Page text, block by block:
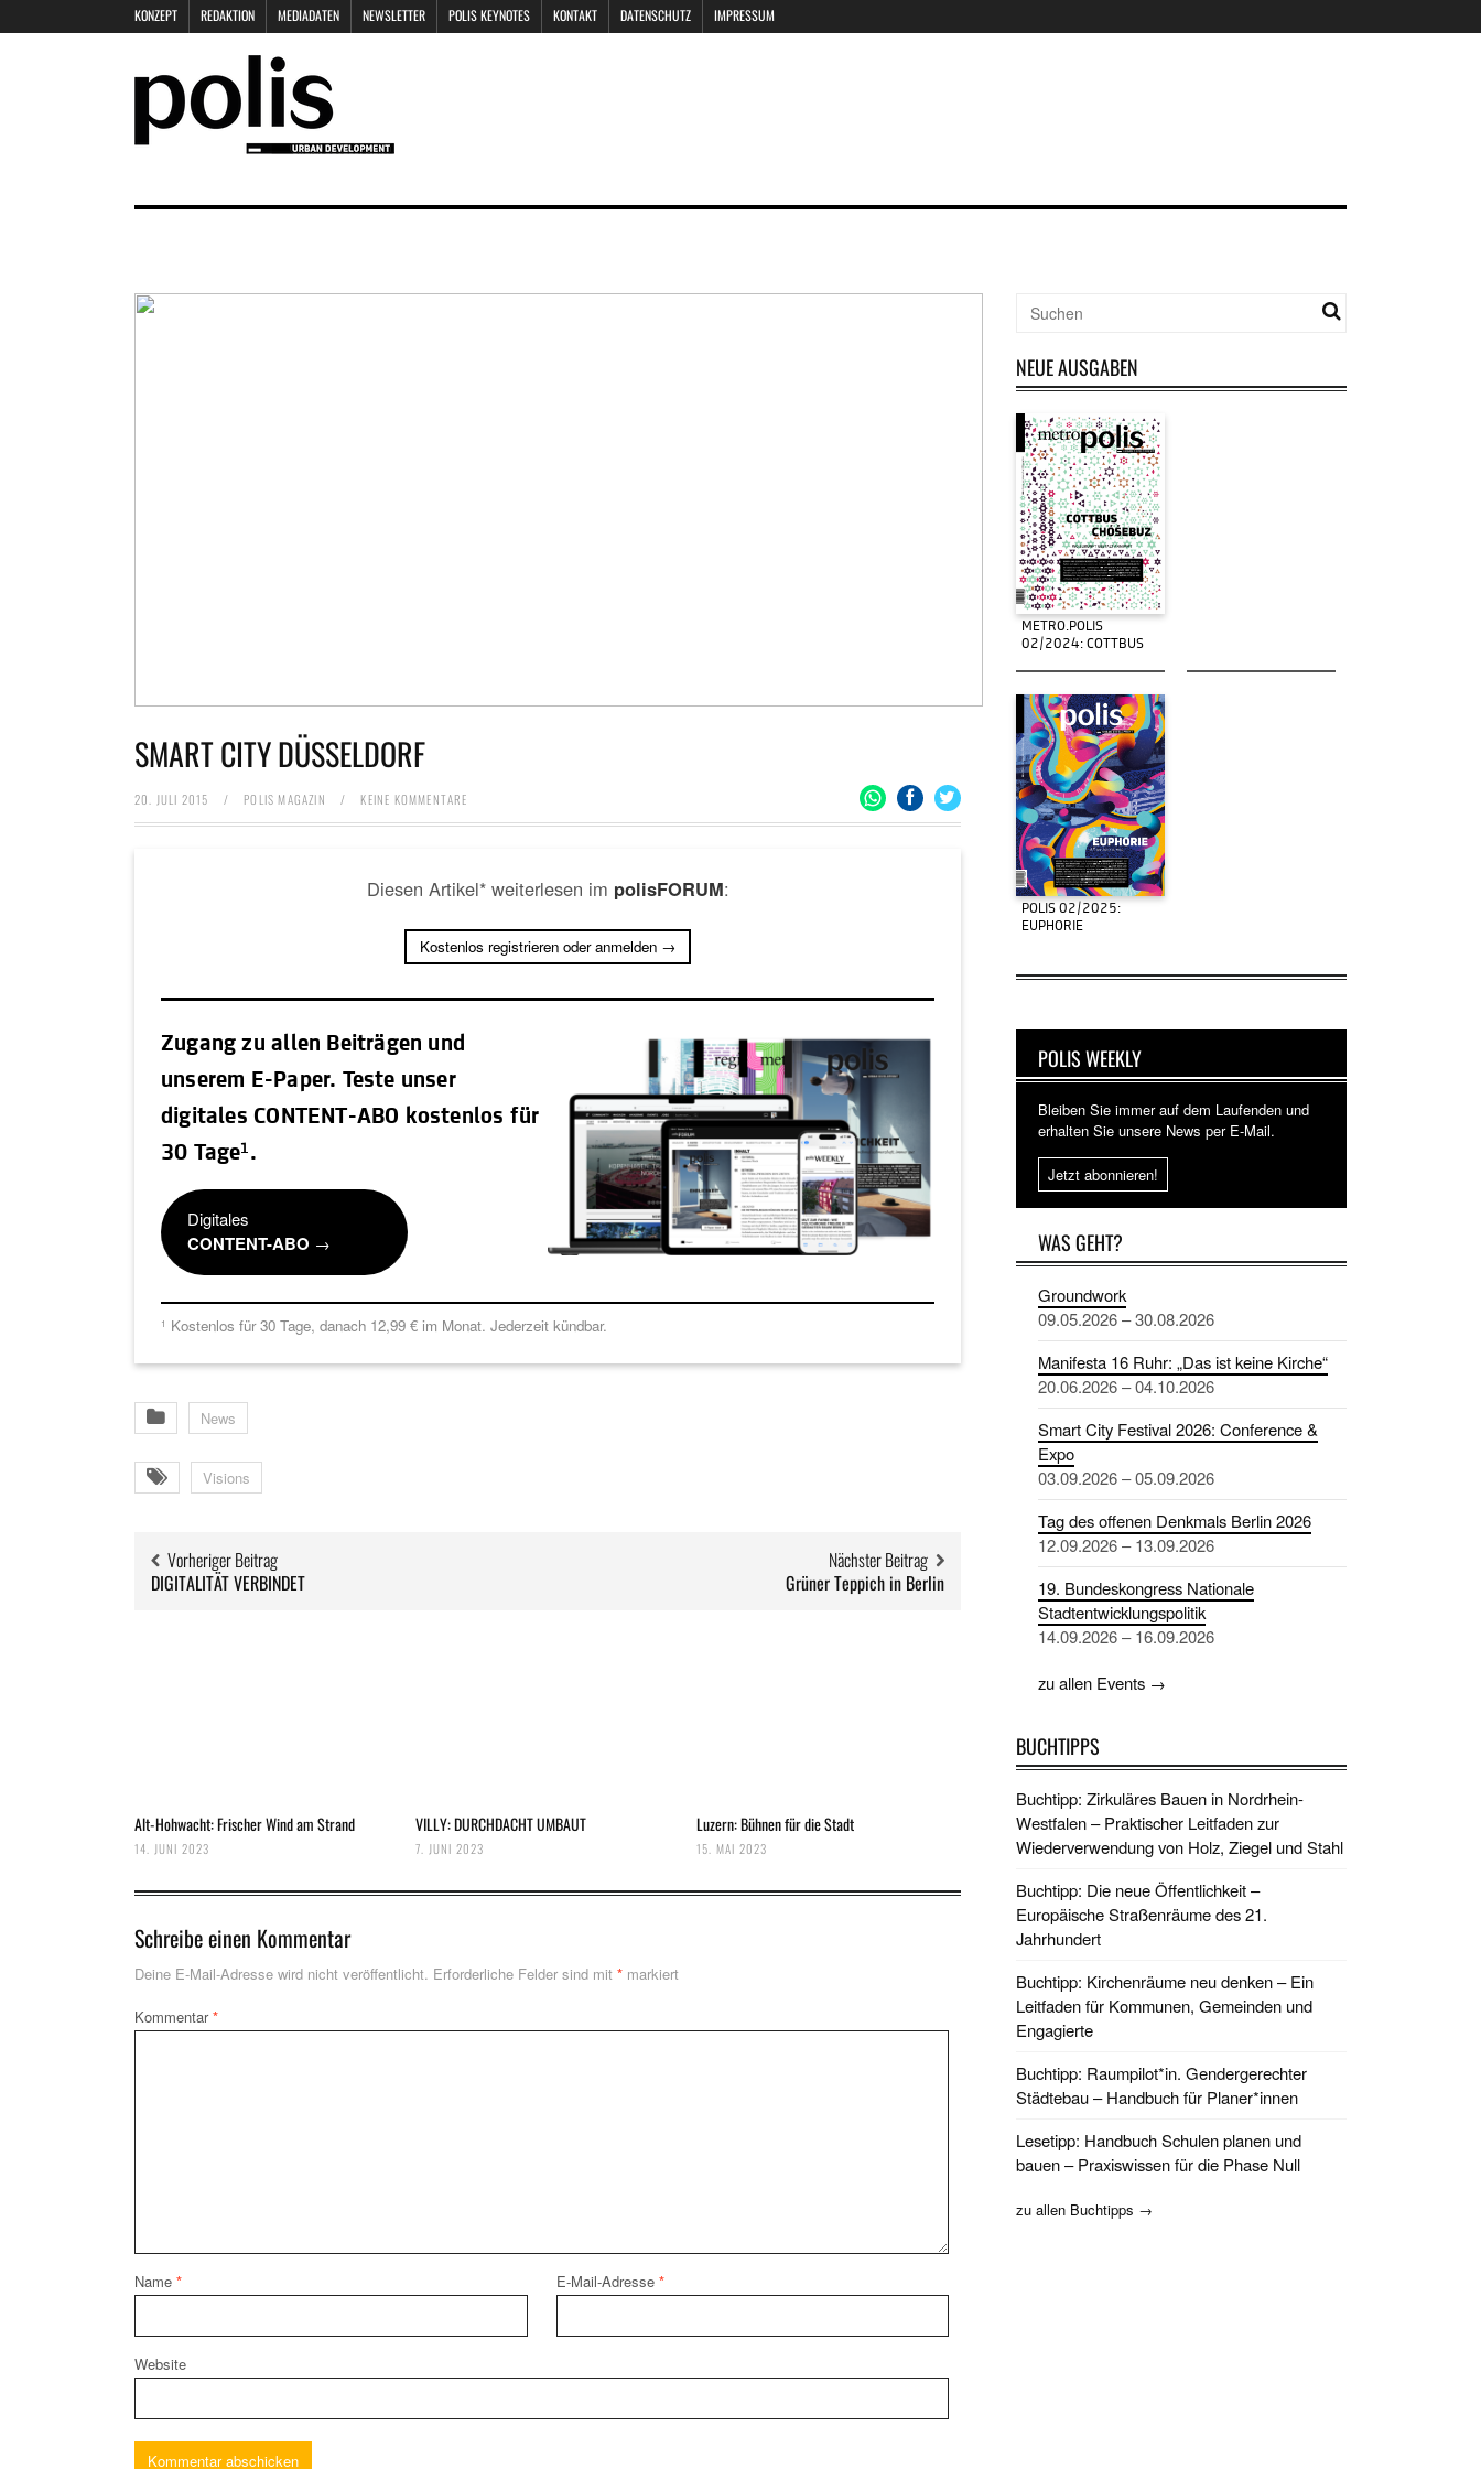
KONZEPT REDAKTION MEDIADATEN NEWSLETTER POLIS KEYNOTES KONTAKT DATENSCHUTZ IMPRESSUM
SMART CITY DÜSSELDORF
20. JULI 2015 / POLIS MAGAZIN / KEINE KOMMENTARE
Diesen Artikel* weiterlesen im polisFORUM:
Kostenlos registrieren oder anmelden →
Zugang zu allen Beiträgen und
unserem E-Paper. Teste unser
digitales CONTENT-ABO kostenlos für
30 Tage1 .
Digitales
CONTENT-ABO →
1 Kostenlos für 30 Tage, danach 12,99 € im Monat. Jederzeit kündbar.
News
Visions
Vorheriger Beitrag
DIGITALITÄT VERBINDET
Nächster Beitrag
Grüner Teppich in Berlin
Alt-Hohwacht: Frischer Wind am Strand
14. JUNI 2023
VILLY: DURCHDACHT UMBAUT
7. JUNI 2023
Luzern: Bühnen für die Stadt
15. MAI 2023
Schreibe einen Kommentar
Deine E-Mail-Adresse wird nicht veröffentlicht. Erforderliche Felder sind mit * markiert
Kommentar*
Name * E-Mail-Adresse *
Website
NEUE AUSGABEN
METRO.POLIS
02/2024: COTTBUS
POLIS 02/2025:
EUPHORIE
POLIS WEEKLY
Bleiben Sie immer auf dem Laufenden und
erhalten Sie unsere News per E-Mail.
Jetzt abonnieren!
WAS GEHT?
Groundwork
09.05.2026 – 30.08.2026
Manifesta 16 Ruhr: „Das ist keine Kirche“
20.06.2026 – 04.10.2026
Smart City Festival 2026: Conference &
Expo
03.09.2026 – 05.09.2026
Tag des offenen Denkmals Berlin 2026
12.09.2026 – 13.09.2026
19. Bundeskongress Nationale
Stadtentwicklungspolitik
14.09.2026 – 16.09.2026
zu allen Events →
BUCHTIPPS
Buchtipp: Zirkuläres Bauen in Nordrhein-
Westfalen – Praktischer Leitfaden zur
Wiederverwendung von Holz, Ziegel und Stahl
Buchtipp: Die neue Öffentlichkeit –
Europäische Straßenräume des 21.
Jahrhundert
Buchtipp: Kirchenräume neu denken – Ein
Leitfaden für Kommunen, Gemeinden und
Engagierte
Buchtipp: Raumpilot*in. Gendergerechter
Städtebau – Handbuch für Planer*innen
Lesetipp: Handbuch Schulen planen und
bauen – Praxiswissen für die Phase Null
zu allen Buchtipps →